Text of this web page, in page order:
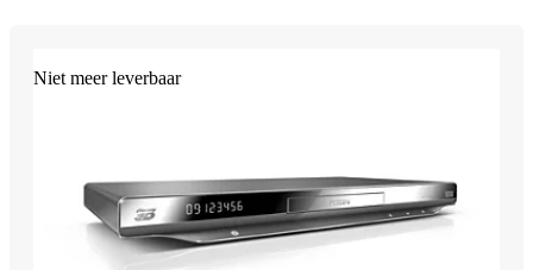
Niet meer leverbaar